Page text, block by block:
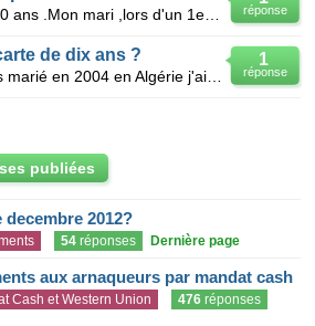
réponse
1
réponse
de dix ans ?
publiées
2012?
54 réponses Dernière page
aux arnaqueurs par mandat cash
Cash et Western Union 476 réponses